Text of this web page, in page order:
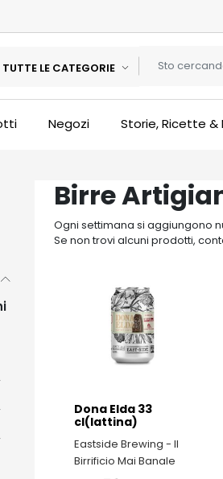
TUTTE LE CATEGORIE
Negozi Storie, Ricette &
Birre
Ogni settimana si aggiungono
Se non trovi alcuni prodotti,
Dona Elda 33
cl(lattina)
Eastside Brewing - Il
Birrificio Mai Banale